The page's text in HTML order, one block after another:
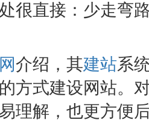
很直接：少走弯
介绍，其建站系
方式建设网站。
理解，也更方便